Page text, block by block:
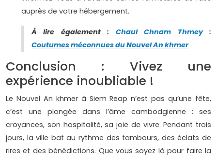
auprès de votre hébergement.
À lire également : Chaul Chnam Thmey :
Coutumes méconnues du Nouvel An khmer
Conclusion : Vivez une
expérience inoubliable !
Le Nouvel An khmer à Siem Reap n’est pas qu’une fête,
c’est une plongée dans l’âme cambodgienne : ses
croyances, son hospitalité, sa joie de vivre. Pendant trois
jours, la ville bat au rythme des tambours, des éclats de
rires et des bénédictions. Que vous soyez là pour faire la